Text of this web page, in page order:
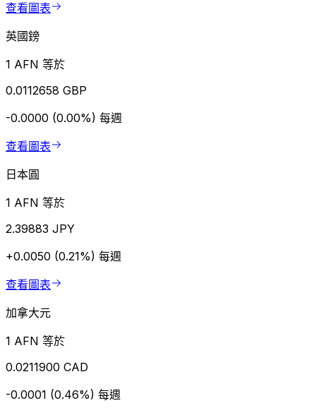
查看圖表
英國鎊
1 AFN 等於
0.0112658 GBP
-0.0000 (0.00%) 每週
查看圖表
日本圓
1 AFN 等於
2.39883 JPY
+0.0050 (0.21%) 每週
查看圖表
加拿大元
1 AFN 等於
0.0211900 CAD
-0.0001 (0.46%) 每週